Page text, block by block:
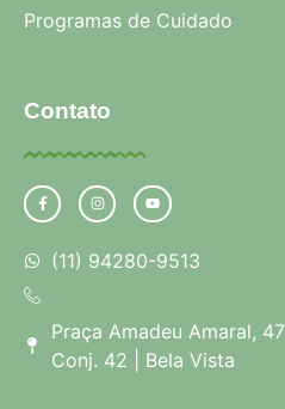
Programas de Cuidado
Contato
(11) 94280-9513
Praça Amadeu Amaral, 47
Conj. 42 | Bela Vista